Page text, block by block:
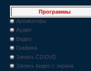
Программы
Архиваторы
Аудио
Видео
Графика
Запись CD/DVD
Запись видео с экрана